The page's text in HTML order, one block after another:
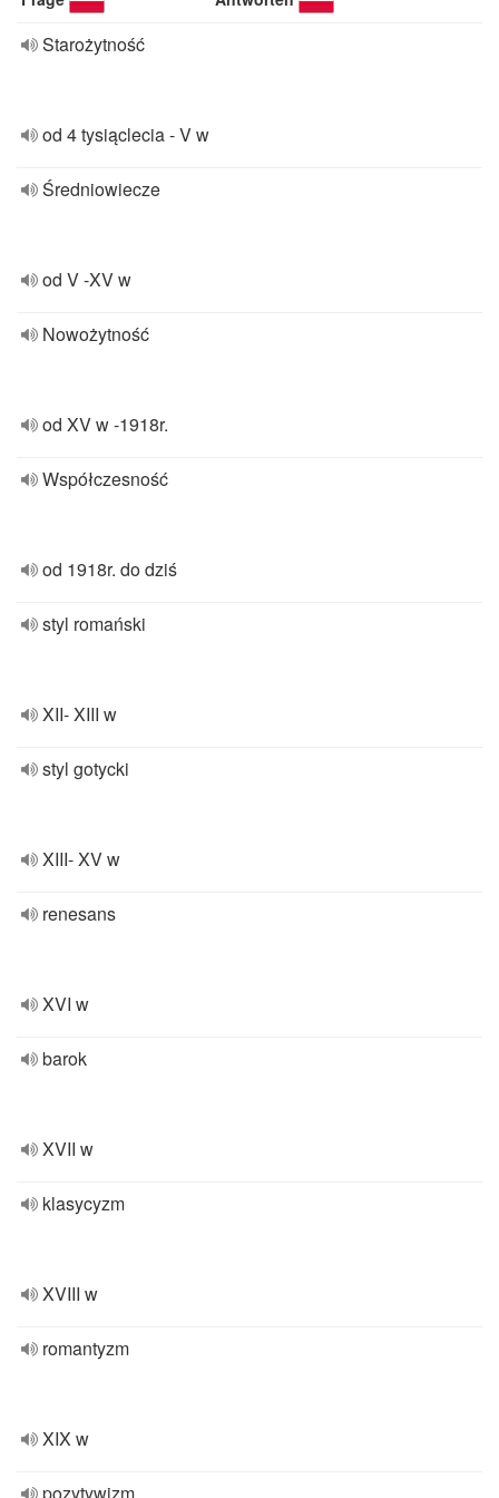
Starożytność
od 4 tysiąclecia - V w
Średniowiecze
od V -XV w
Nowożytność
od XV w -1918r.
Współczesność
od 1918r. do dziś
styl romański
XII- XIII w
styl gotycki
XIII- XV w
renesans
XVI w
barok
XVII w
klasycyzm
XVIII w
romantyzm
XIX w